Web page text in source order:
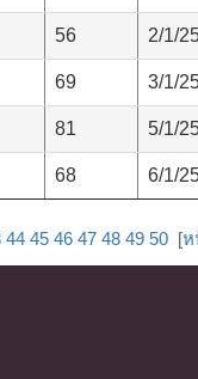
56 2/1/
69 3/1/
81 5/1/
68 6/1/
44 45 46 47 48 49 50 [ห